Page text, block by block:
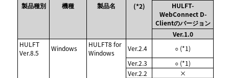
製品種別 機種 製品名 (*2)
HULFT-
WebConnect D-
Clientのバージョン
Ver.1.0
HULFT
Ver.8.5
Windows
HULFT8 for
Windows
Ver.2.4
○ (*1)
Ver.2.3
○ (*1)
Ver.2.2
×